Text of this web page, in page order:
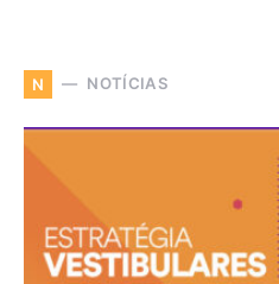
N NOTÍCIAS